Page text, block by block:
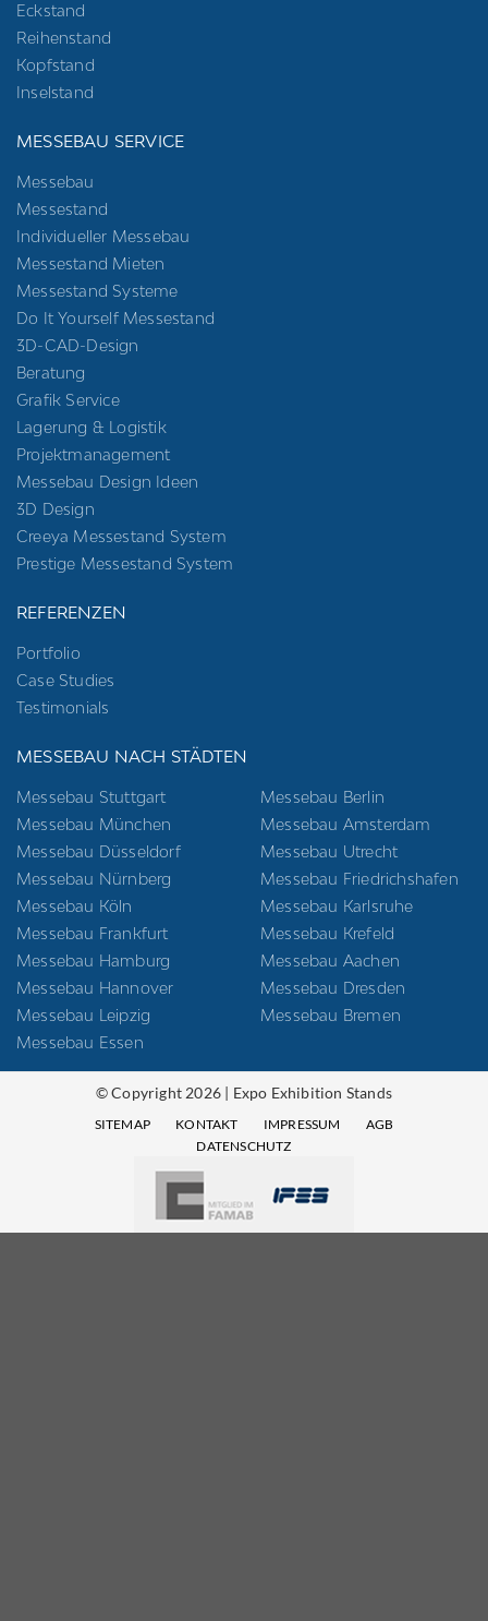
Eckstand
Reihenstand
Kopfstand
Inselstand
MESSEBAU SERVICE
Messebau
Messestand
Individueller Messebau
Messestand Mieten
Messestand Systeme
Do It Yourself Messestand
3D-CAD-Design
Beratung
Grafik Service
Lagerung & Logistik
Projektmanagement
Messebau Design Ideen
3D Design
Creeya Messestand System
Prestige Messestand System
REFERENZEN
Portfolio
Case Studies
Testimonials
MESSEBAU NACH STÄDTEN
Messebau Stuttgart
Messebau München
Messebau Düsseldorf
Messebau Nürnberg
Messebau Köln
Messebau Frankfurt
Messebau Hamburg
Messebau Hannover
Messebau Leipzig
Messebau Essen
Messebau Berlin
Messebau Amsterdam
Messebau Utrecht
Messebau Friedrichshafen
Messebau Karlsruhe
Messebau Krefeld
Messebau Aachen
Messebau Dresden
Messebau Bremen
© Copyright 2026 | Expo Exhibition Stands
SITEMAP KONTAKT IMPRESSUM
AGB
DATENSCHUTZ